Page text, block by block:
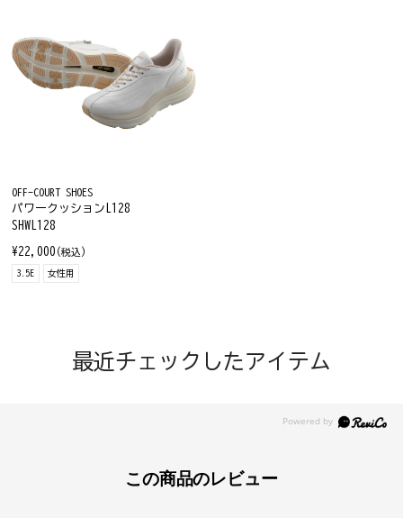
OFF-COURT SHOES
パワークッションL128
SHWL128
¥22,000 (税込)
3.5E 女性用
最近チェックしたアイテム
この商品のレビュー